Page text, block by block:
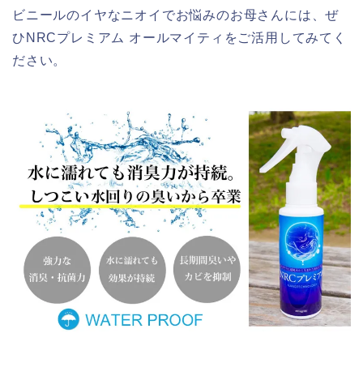
ビニールのイヤなニオイでお悩みのお母さんには、ぜ
ひNRCプレミアム オールマイティをご活用してみてく
ださい。